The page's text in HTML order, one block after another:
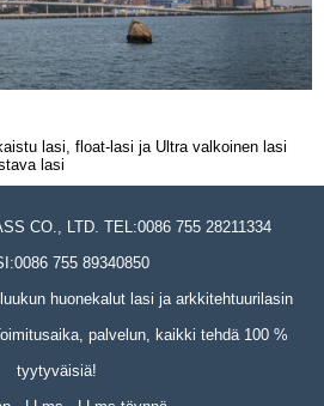
lasi, float-lasi ja Ultra valkoinen lasi
lasi
CO., LTD. TEL:0086 755 28211334
755 89340850
huonekalut lasi ja arkkitehtuurilasin
palvelun, kaikki tehdä 100 %
tyytyväisiä!